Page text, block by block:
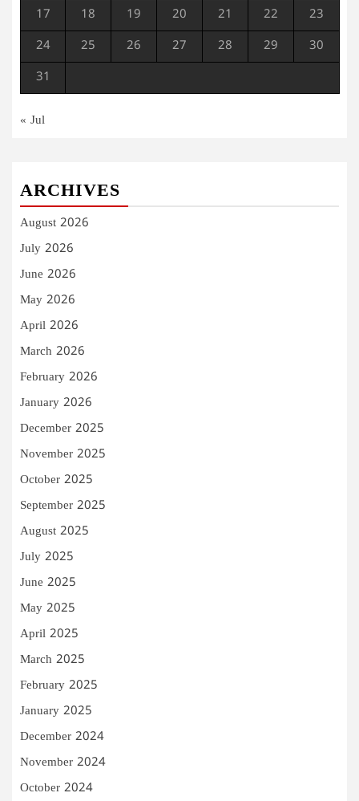
17 18 19 20 21 22 23
24 25 26 27 28 29 30
31
« Jul
ARCHIVES
August 2026
July 2026
June 2026
May 2026
April 2026
March 2026
February 2026
January 2026
December 2025
November 2025
October 2025
September 2025
August 2025
July 2025
June 2025
May 2025
April 2025
March 2025
February 2025
January 2025
December 2024
November 2024
October 2024